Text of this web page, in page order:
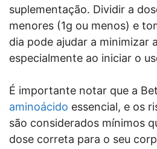
suplementação. Dividir a
menores (1g ou menos) e
dia pode ajudar a minimizar
especialmente ao iniciar o
É importante notar que a
aminoácido essencial, e os
são considerados mínimos
dose correta para o seu